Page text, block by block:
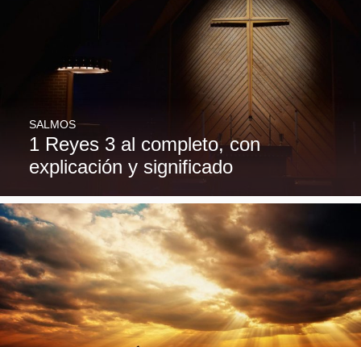
1 Reyes 3 al completo, con
explicación y significado
SALMOS